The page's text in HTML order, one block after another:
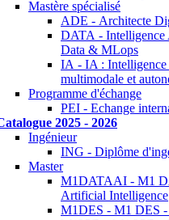
Mastère spécialisé
ADE - Architecte
DATA -
Data & MLops
IA - IA :
multimodale et
Programme d'échange
PEI - Echange
2025 - 2026
Ingénieur
ING - Diplôme
Master
M1DATAAI - M1
Artificial Intelligence
M1DES - M1 DES -